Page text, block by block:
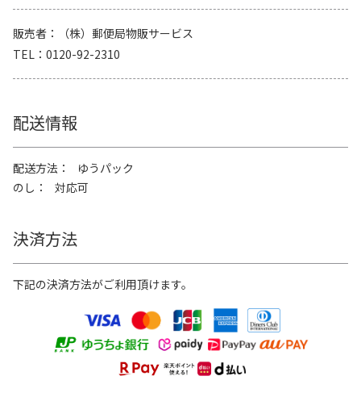
販売者
（株）郵便局物販サービス
TEL
0120-92-2310
配送情報
配送方法
ゆうパック
のし
対応可
決済方法
下記の決済方法がご利用頂けます。